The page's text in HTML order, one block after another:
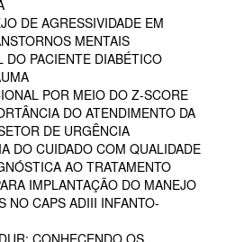
DE AGRESSIVIDADE EM
MENTAIS
DO PACIENTE DIABÉTICO
POR MEIO DO Z-SCORE
DO ATENDIMENTO DA
DE URGÊNCIA
DO CUIDADO COM QUALIDADE
AO TRATAMENTO
IMPLANTAÇÃO DO MANEJO
NO CAPS ADIII INFANTO-
CONHECENDO OS